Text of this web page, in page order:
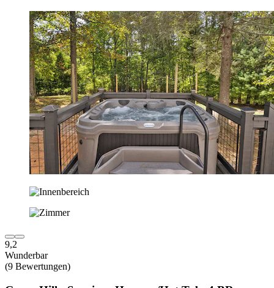
9,2
Wunderbar
(9 Bewertungen)